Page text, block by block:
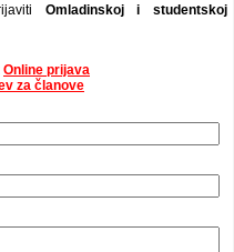
Omladinskoj i studentskoj
Online prijava
za članove